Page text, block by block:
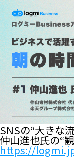
SNSの“大きな
仲山進也氏の“
https://